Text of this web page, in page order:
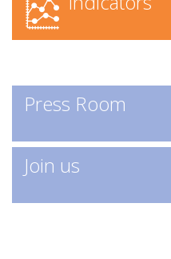
federation/rechercher-une-
entreprise-forge-fonderie/
directement à l’annuaire
Consulter les entreprises :
Un outil indispensable pour
découvrir les acteurs clés de
Press Room
Join us